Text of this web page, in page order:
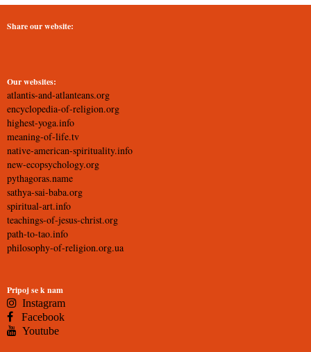
Share our website:
Our websites:
atlantis-and-atlanteans.org
encyclopedia-of-religion.org
highest-yoga.info
meaning-of-life.tv
native-american-spirituality.info
new-ecopsychology.org
pythagoras.name
sathya-sai-baba.org
spiritual-art.info
teachings-of-jesus-christ.org
path-to-tao.info
philosophy-of-religion.org.ua
Pripoj se k nam
Instagram
Facebook
Youtube